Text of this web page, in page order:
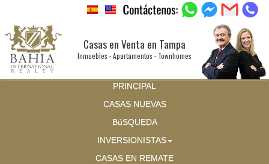
Casas en Venta en Tampa
Inmuebles - Apartamentos - Townhomes
PRINCIPAL
CASAS NUEVAS
BúSQUEDA
INVERSIONISTAS
CASAS EN REMATE